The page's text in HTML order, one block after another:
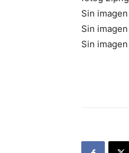
Sin imagen
Sin imagen
Sin imagen